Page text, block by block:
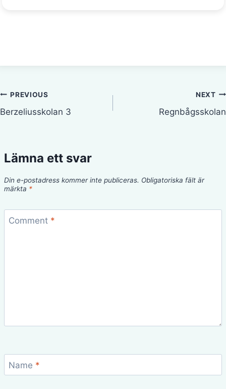
Inläggsnavigering
PREVIOUS
Berzeliusskolan 3
NEXT
Regnbågsskolan
Lämna ett svar
Din e-postadress kommer inte publiceras. Obligatoriska fält är
märkta *
Comment *
Name *